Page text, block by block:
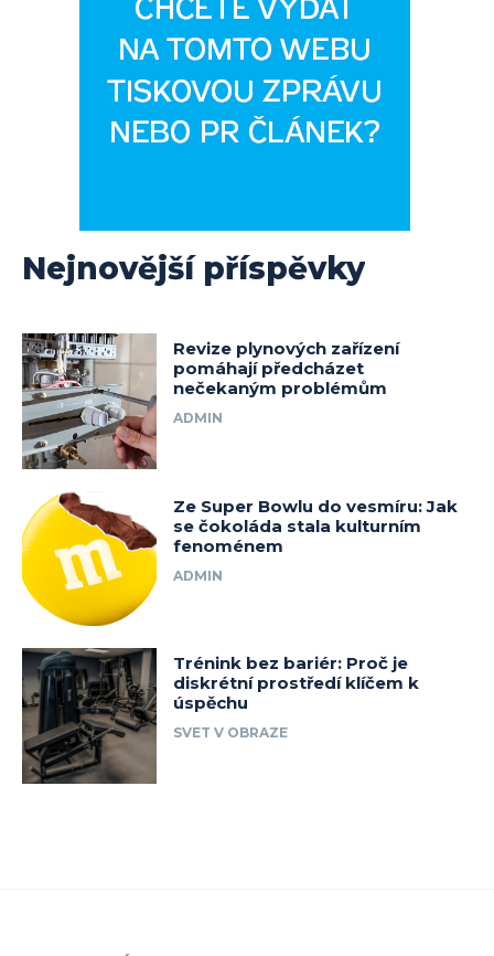
Nejnovější příspěvky
Revize plynových zařízení
pomáhají předcházet
nečekaným problémům
ADMIN
Ze Super Bowlu do vesmíru: Jak
se čokoláda stala kulturním
fenoménem
ADMIN
Trénink bez bariér: Proč je
diskrétní prostředí klíčem k
úspěchu
SVET V OBRAZE